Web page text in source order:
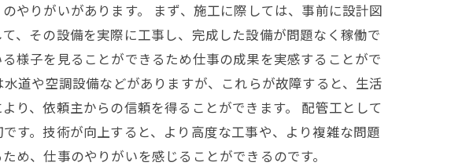
やりがいがあります。 まず、施工に際しては、事前に設計図
、その設備を実際に工事し、完成した設備が問題なく稼働で
様子を見ることができるため仕事の成果を実感することがで
道や空調設備などがありますが、これらが故障すると、生活
り、依頼主からの信頼を得ることができます。 配管工として
す。技術が向上すると、より高度な工事や、より複雑な問題
め、仕事のやりがいを感じることができるのです。